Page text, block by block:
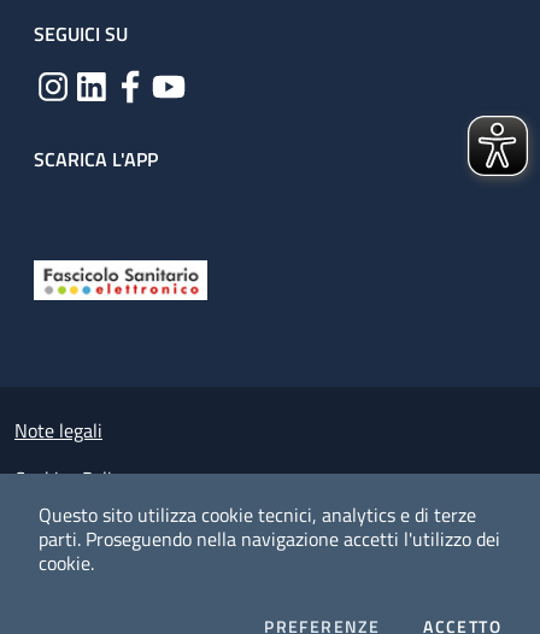
Questo sito utilizza cookie tecnici, analytics e di terze
parti. Proseguendo nella navigazione accetti l'utilizzo dei
cookie.
PREFERENZE COOKIESACCETTOI
SEGUICI SU
SCARICA L'APP
Small prints
Note legali
Cookies Policy
Policy privacy e protezione del dato personale
Albo pretorio on-line